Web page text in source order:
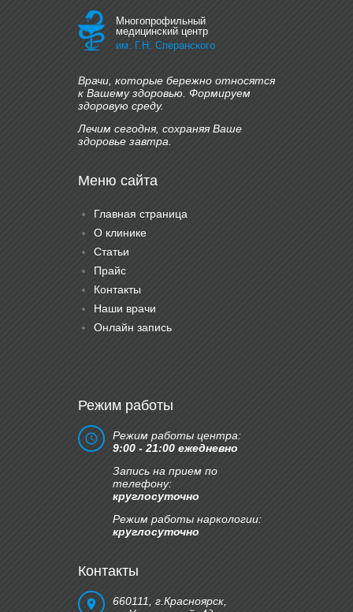
Многопрофильный
медицинский центр
им. Г.Н. Сперанского
Врачи, которые бережно относятся
к Вашему здоровью. Формируем
здоровую среду.
Лечим сегодня, сохраняя Ваше
здоровье завтра.
Меню сайта
Главная страница
О клинике
Статьи
Прайс
Контакты
Наши врачи
Онлайн запись
Режим работы
Режим работы центра:
9:00 - 21:00 ежедневно
Запись на прием по
телефону:
круглосуточно
Режим работы наркологии:
круглосуточно
Контакты
660111, г.Красноярск,